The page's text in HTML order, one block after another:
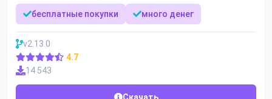
бесплатные покупки много денег
v2.13.0
4.7
14 543